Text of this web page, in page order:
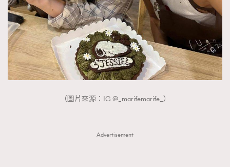
（圖片來源：IG @_marifemarife_）
Advertisement